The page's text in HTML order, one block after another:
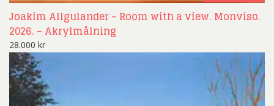
Joakim Allgulander – Room with a view. Monviso.
2026. – Akrylmålning
28.000 kr